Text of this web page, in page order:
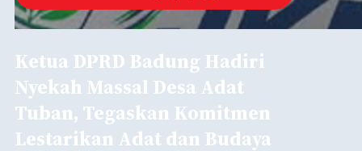
Ketua DPRD Badung Hadiri
Nyekah Massal Desa Adat
Tuban, Tegaskan Komitmen
Lestarikan Adat dan Budaya